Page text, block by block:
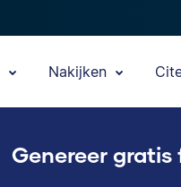
Nakijken
Genereer